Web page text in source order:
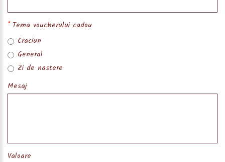
Tema voucherului cadou
Craciun
General
Zi de nastere
Mesaj
Valoare